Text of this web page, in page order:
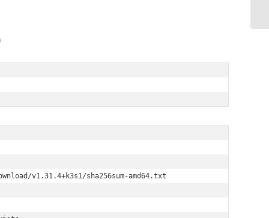
v1.31.4+k3s1/sha256sum-amd64.txt